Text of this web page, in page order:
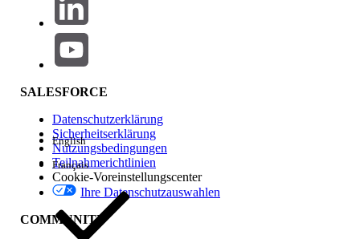
SALESFORCE
Datenschutzerklärung
Sicherheitserklärung
Nutzungsbedingungen
Teilnahmerichtlinien
Cookie-Voreinstellungscenter
Ihre Datenschutzauswahlen
COMMUNITY
English
Français